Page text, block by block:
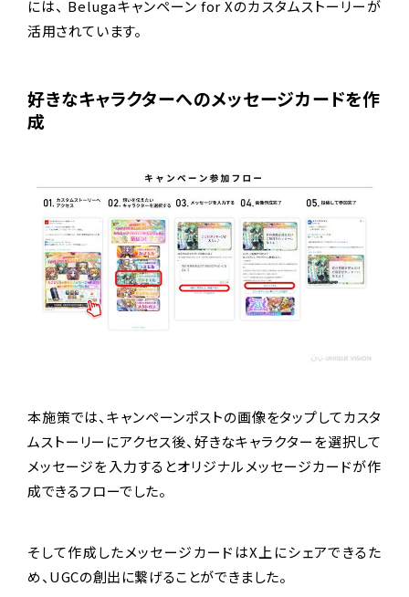
には、 Belugaキャンペーン for Xのカスタムストーリーが
活用されています。
好きなキャラクターへのメッセージカードを作
成
本施策では、キャンペーンポストの画像をタップしてカスタ
ムストーリーにアクセス後、好きなキャラクターを選択して
メッセージを入力するとオリジナルメッセージカードが作
成できるフローでした。
そして作成したメッセージカードはX上にシェアできるた
め、UGCの創出に繋げることができました。